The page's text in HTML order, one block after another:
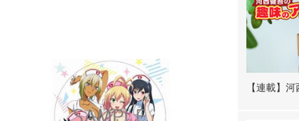
【連載】